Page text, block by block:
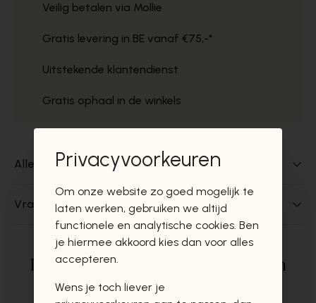
Veilig betalen via Mollie
Gratis levering in BE vanaf €75,-*
Uitstekende klantendienst
Gratis ophaal in de winkels
Alles over dit product
Vragen over dit product?
Deze producten zullen u zeker en
vast ook interesseren
Privacyvoorkeuren
Om onze website zo goed mogelijk te
laten werken, gebruiken we altijd
functionele en analytische cookies. Ben
je hiermee akkoord kies dan voor alles
accepteren.
Wens je toch liever je